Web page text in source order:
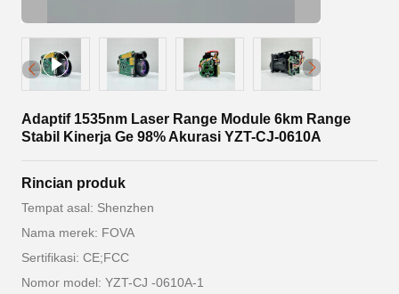
Adaptif 1535nm Laser Range Module 6km Range
Stabil Kinerja Ge 98% Akurasi YZT-CJ-0610A
Rincian produk
Tempat asal: Shenzhen
Nama merek: FOVA
Sertifikasi: CE;FCC
Nomor model: YZT-CJ -0610A-1